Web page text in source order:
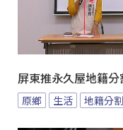
屏東推永久屋地籍
原鄉 生活 地籍分割